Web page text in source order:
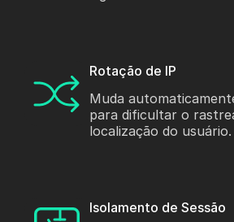
Rotação de IP
Muda
para dificultar o
localização do usuário.
Isolamento de Sessão